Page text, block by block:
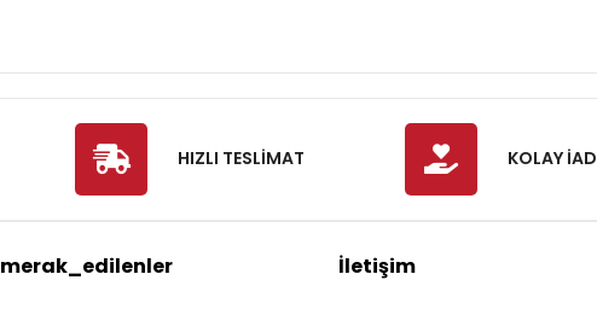
HIZLI TESLİMAT KOLAY
merak_edilenler İletişim